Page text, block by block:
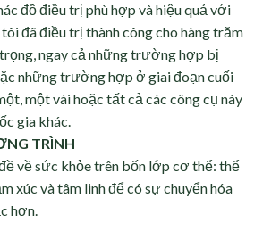
đồ điều trị phù hợp và hiệu quả với
đã điều trị thành công cho hàng trăm
ngay cả những trường hợp bị
những trường hợp ở giai đoạn cuối
một vài hoặc tất cả các công cụ này
gia khác.
TRÌNH
về sức khỏe trên bốn lớp cơ thể: thể
xúc và tâm linh để có sự chuyển hóa
hơn.